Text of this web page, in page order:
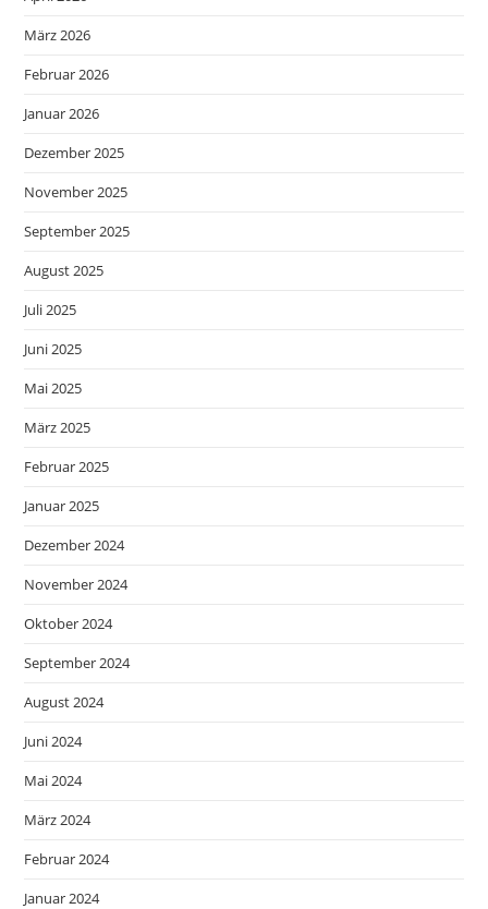
März 2026
Februar 2026
Januar 2026
Dezember 2025
November 2025
September 2025
August 2025
Juli 2025
Juni 2025
Mai 2025
März 2025
Februar 2025
Januar 2025
Dezember 2024
November 2024
Oktober 2024
September 2024
August 2024
Juni 2024
Mai 2024
März 2024
Februar 2024
Januar 2024